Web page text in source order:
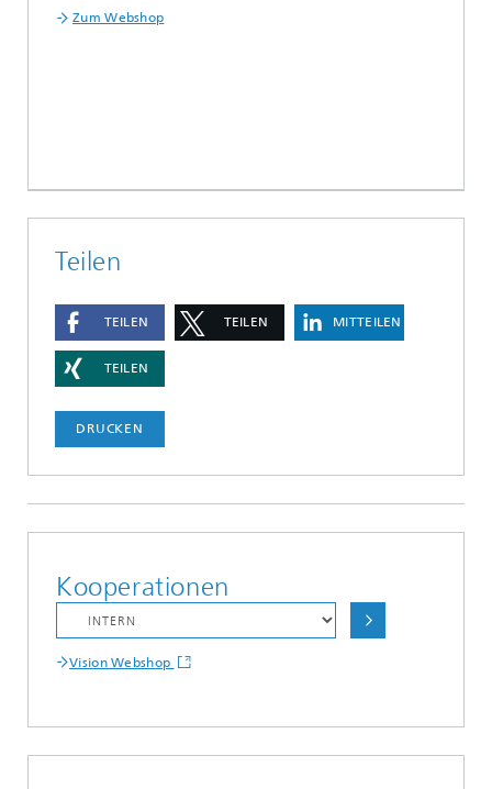
Zum Webshop
Teilen
TEILEN TEILEN MITTEILEN
TEILEN
DRUCKEN
Kooperationen
Vision Webshop